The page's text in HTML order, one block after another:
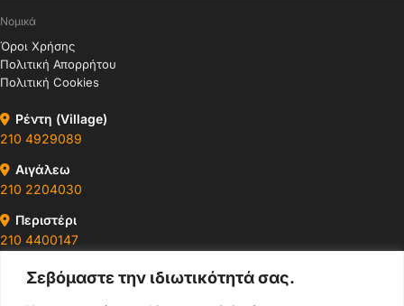
Σεβόμαστε την ιδιωτικότητά σας.
Νομικά
Όροι Χρήσης
Πολιτική Απορρήτου
Πολιτική Cookies
Ρέντη (Village)
210 4929089
Αιγάλεω
210 2204030
Περιστέρι
210 4400147
Ωράρια & Διευθύνσεις →